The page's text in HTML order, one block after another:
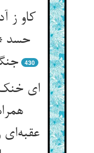
کاو ز
حسد
430
ای